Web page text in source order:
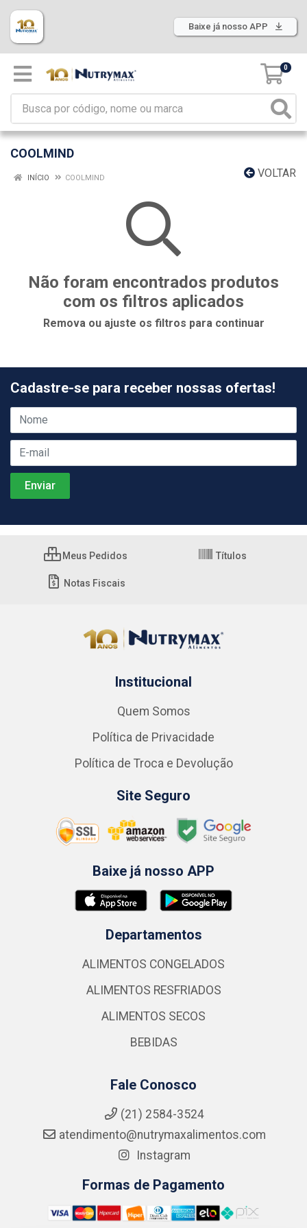
Baixe já nosso APP
0
COOLMIND
VOLTAR
INÍCIO COOLMIND
Não foram encontrados produtos
com os filtros aplicados
Remova ou ajuste os filtros para continuar
Cadastre-se para receber nossas ofertas!
Meus Pedidos Títulos
Notas Fiscais
Institucional
Quem Somos
Política de Privacidade
Política de Troca e Devolução
Site Seguro
Baixe já nosso APP
Departamentos
ALIMENTOS CONGELADOS
ALIMENTOS RESFRIADOS
ALIMENTOS SECOS
BEBIDAS
Fale Conosco
(21) 2584-3524
atendimento@nutrymaxalimentos.com
Instagram
Formas de Pagamento